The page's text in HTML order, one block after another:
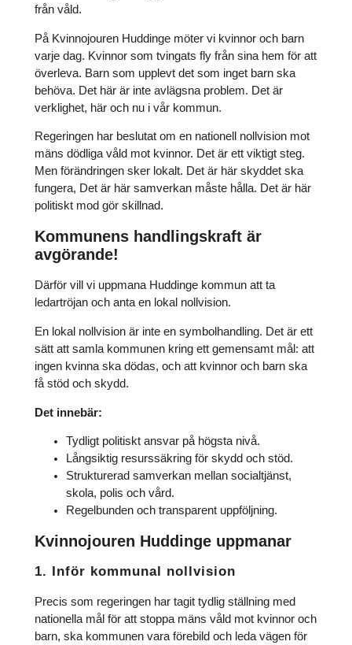
från våld.
På Kvinnojouren Huddinge möter vi kvinnor och barn
varje dag. Kvinnor som tvingats fly från sina hem för att
överleva. Barn som upplevt det som inget barn ska
behöva. Det här är inte avlägsna problem. Det är
verklighet, här och nu i vår kommun.
Regeringen har beslutat om en nationell nollvision mot
mäns dödliga våld mot kvinnor. Det är ett viktigt steg.
Men förändringen sker lokalt. Det är här skyddet ska
fungera, Det är här samverkan måste hålla. Det är här
politiskt mod gör skillnad.
Kommunens handlingskraft är
avgörande!
Därför vill vi uppmana Huddinge kommun att ta
ledartröjan och anta en lokal nollvision.
En lokal nollvision är inte en symbolhandling. Det är ett
sätt att samla kommunen kring ett gemensamt mål: att
ingen kvinna ska dödas, och att kvinnor och barn ska
få stöd och skydd.
Det innebär:
Tydligt politiskt ansvar på högsta nivå.
Långsiktig resurssäkring för skydd och stöd.
Strukturerad samverkan mellan socialtjänst,
skola, polis och vård.
Regelbunden och transparent uppföljning.
Kvinnojouren Huddinge uppmanar
1. Inför kommunal nollvision
Precis som regeringen har tagit tydlig ställning med
nationella mål för att stoppa mäns våld mot kvinnor och
barn, ska kommunen vara förebild och leda vägen för